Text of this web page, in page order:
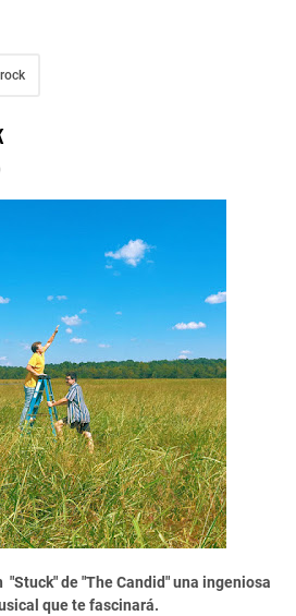
de "The Candid" una ingeniosa
que te fascinará.